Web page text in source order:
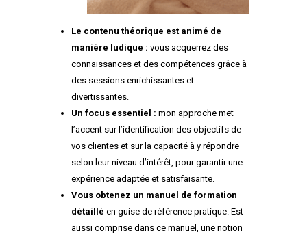
Le contenu théorique est animé de
manière ludique : vous acquerrez des
connaissances et des compétences grâce à
des sessions enrichissantes et
divertissantes.
Un focus essentiel : mon approche met
l’accent sur l’identification desobjectifs de
vos clientes et sur la capacité à y répondre
selon leur niveau d’intérêt, pour garantir une
expérience adaptée et satisfaisante.
Vous obtenez un manuel de formation
détaillé en guise de référence pratique. Est
aussi comprise dans ce manuel, une notion